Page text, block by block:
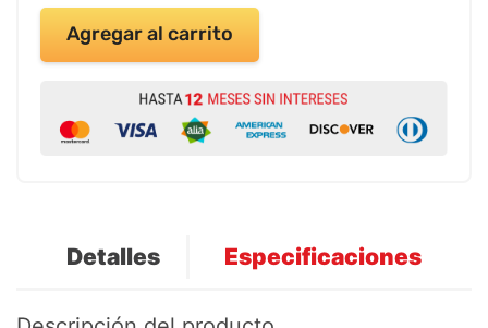
Agregar al carrito
Detalles Especificaciones